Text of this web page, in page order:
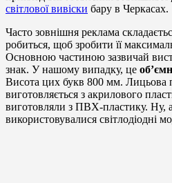
світлової вивіски бару в Черкасах.
Часто зовнішня реклама
робиться, щоб зробити її
Основною частиною зазвичай
знак. У нашому випадку, це
Висота цих букв 800 мм. Лицьова
виготовляється з акрилового
виготовляли з ПВХ-пластику. Ну,
використовувалися світлодіодні